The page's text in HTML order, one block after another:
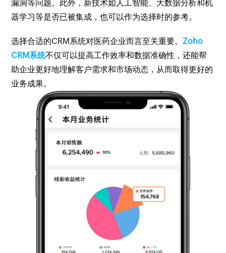
漏洞等问题。此外，新技术如人工智能、大数据分析和机
器学习等是否已被集成，也可以作为选择时的参考。
选择合适的CRM系统对医药企业而言至关重要。Zoho
CRM系统不仅可以提高工作效率和数据准确性，还能帮
助企业更好地理解客户需求和市场动态，从而取得更好的
业务成果。